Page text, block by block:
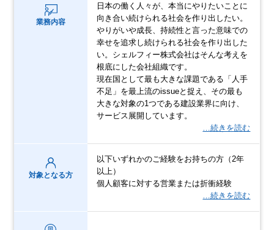
業務内容
日本の働く人々が、本当にやりたいことに
向き合い続けられる社会を作り出したい。
やりがいや成長、持続性と言った意味での
幸せを追求し続けられる社会を作り出した
い。シェルフィー株式会社はそんな考えを
根底にした会社組織です。
現在国として最も大きな課題である「人手
不足」を最上流のissueと捉え、その最も
大きな対象の1つである建設業界に向け、
サービス展開しています。
…続きを読む
対象となる方
以下いずれかのご経験をお持ちの方（2年
以上）
個人顧客に対する営業または折衝経験
…続きを読む